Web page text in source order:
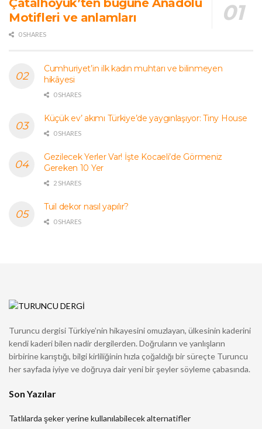
Çatalhöyük’ten bugüne Anadolu
Motifleri ve anlamları
0 SHARES
Cumhuriyet’in ilk kadın muhtarı ve bilinmeyen
hikâyesi
0 SHARES
Küçük ev’ akımı Türkiye’de yaygınlaşıyor: Tiny House
0 SHARES
Gezilecek Yerler Var! İşte Kocaeli’de Görmeniz
Gereken 10 Yer
2 SHARES
Tuil dekor nasıl yapılır?
0 SHARES
Turuncu dergisi Türkiye’nin hikayesini omuzlayan, ülkesinin kaderini
kendi kaderi bilen nadir dergilerden. Doğruların ve yanlışların
birbirine karıştığı, bilgi kirliliğinin hızla çoğaldığı bir süreçte Turuncu
her sayfada iyiye ve doğruya dair yeni bir şeyler söyleme çabasında.
Son Yazılar
Tatlılarda şeker yerine kullanılabilecek alternatifler